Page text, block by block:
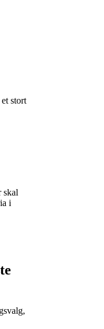
stort
skal
i